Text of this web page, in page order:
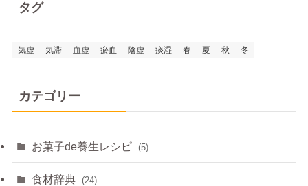
タグ
気虚 気滞 血虚 瘀血 陰虚 痰湿 春 夏 秋 冬
カテゴリー
お菓子de養生レシピ (5)
食材辞典 (24)